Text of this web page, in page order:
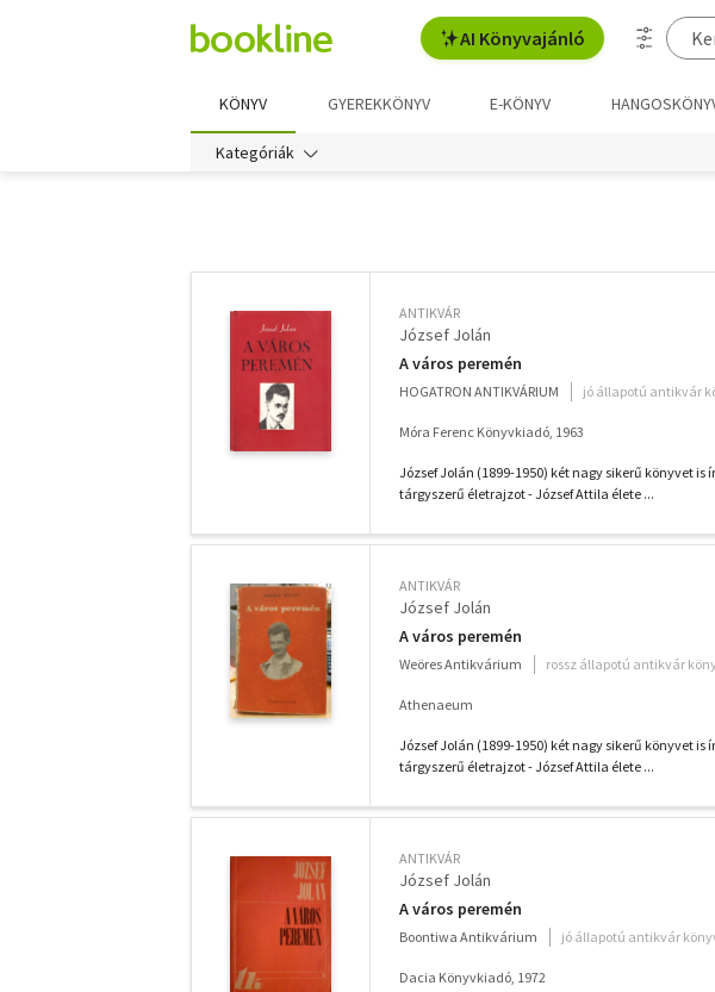
AI Könyvajánló
KÖNYV GYEREKKÖNYV E-KÖNYV
Kategóriák
ANTIKVÁR
József Jolán
A város peremén
HOGATRON ANTIKVÁRIUM jó állapotú antikvár
Móra Ferenc Könyvkiadó, 1963
József Jolán (1899-1950) két nagy sikerű könyvet
tárgyszerű életrajzot - József Attila élete ...
ANTIKVÁR
József Jolán
A város peremén
Weöres Antikvárium rossz állapotú antikvár
Athenaeum
József Jolán (1899-1950) két nagy sikerű könyvet
tárgyszerű életrajzot - József Attila élete ...
ANTIKVÁR
József Jolán
A város peremén
Boontiwa Antikvárium jó állapotú antikvár
Dacia Könyvkiadó, 1972